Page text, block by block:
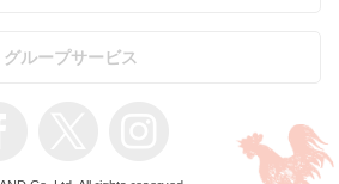
グループサービス